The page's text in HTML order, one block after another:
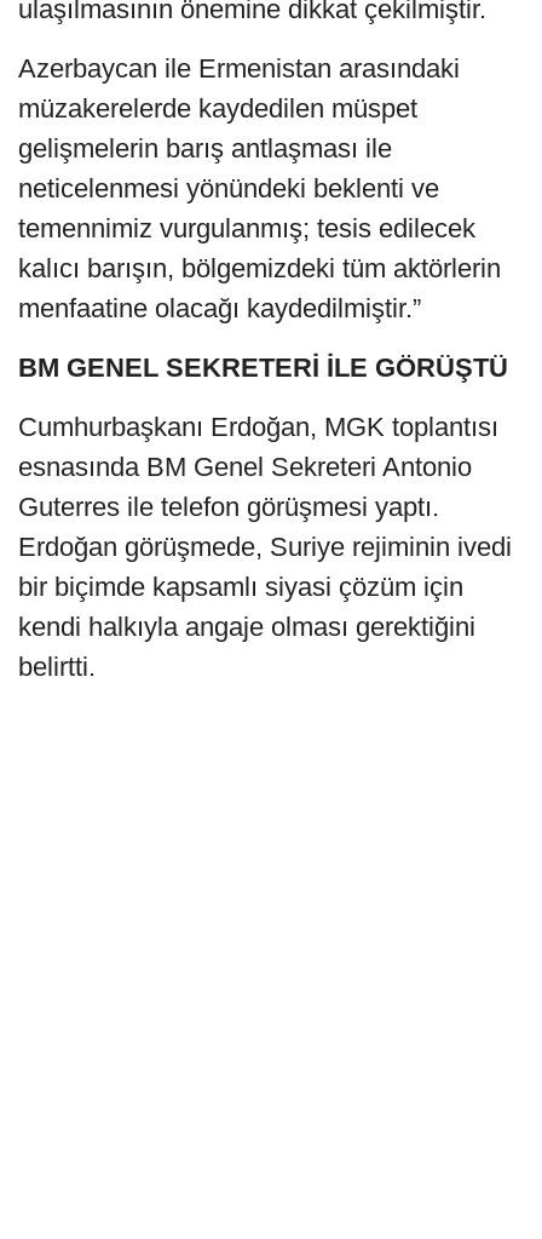
ulaşılmasının önemine dikkat çekilmiştir.
Azerbaycan ile Ermenistan arasındaki
müzakerelerde kaydedilen müspet
gelişmelerin barış antlaşması ile
neticelenmesi yönündeki beklenti ve
temennimiz vurgulanmış; tesis edilecek
kalıcı barışın, bölgemizdeki tüm aktörlerin
menfaatine olacağı kaydedilmiştir.”
BM GENEL SEKRETERİ İLE GÖRÜŞTÜ
Cumhurbaşkanı Erdoğan, MGK toplantısı
esnasında BM Genel Sekreteri Antonio
Guterres ile telefon görüşmesi yaptı.
Erdoğan görüşmede, Suriye rejiminin ivedi
bir biçimde kapsamlı siyasi çözüm için
kendi halkıyla angaje olması gerektiğini
belirtti.